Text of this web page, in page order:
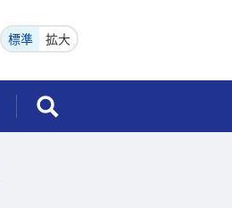
標準 拡大